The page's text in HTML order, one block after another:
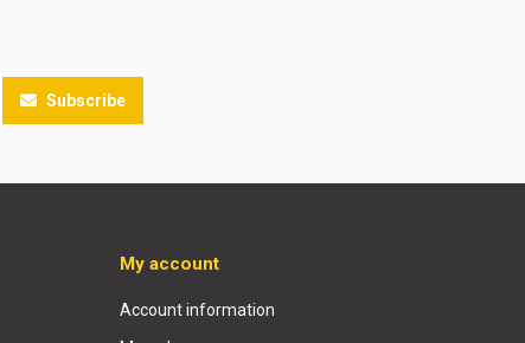
Subscribe
My account
Account information